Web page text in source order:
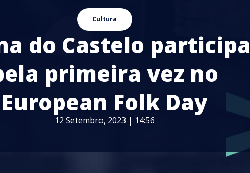
Cultura
do Castelo participa
primeira vez no
European Folk Day
12 Setembro, 2023 | 14:56